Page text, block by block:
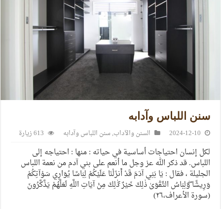
سنن اللباس وآدابه
2024-12-10 السنن والآداب,سنن اللباس وآدابه 613 زيارة
لكل إنسان احتياجات أساسية في حياته : منها : احتياجه إلى
اللباس. قد ذكر الله عز وجل ما أنعم على بني آدم من نعمة اللباس
الجليلة ، فقال : يَا بَنِي آدَمَ قَدْ أَنزَلْنَا عَلَيْكُمْ لِبَاسًا يُوَارِي سَوْآتِكُمْ
وَرِيشًا ۖوَلِبَاسُ التَّقْوَىٰ ذٰلِكَ خَيْرٌ ۚذٰلِكَ مِنْ آيَاتِ اللَّهِ لَعَلَّهُمْ يَذَّكَّرُونَ
(سورة الأعراف،٢٦)